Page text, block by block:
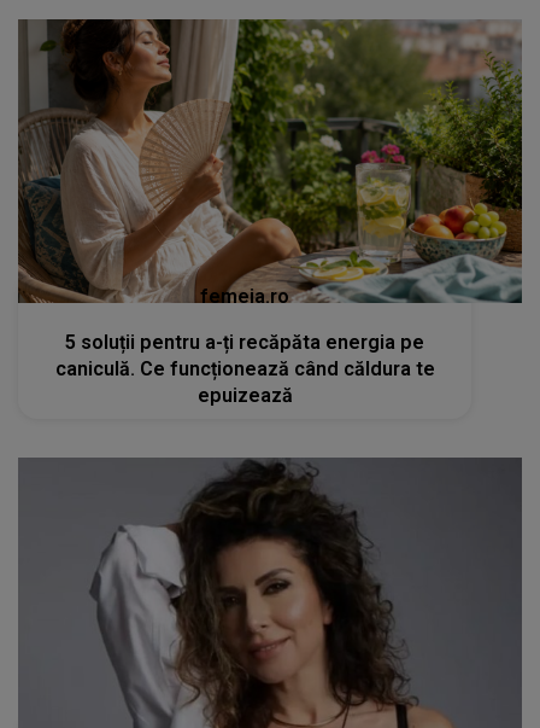
femeia.ro
5 soluții pentru a-ți recăpăta energia pe
caniculă. Ce funcționează când căldura te
epuizează